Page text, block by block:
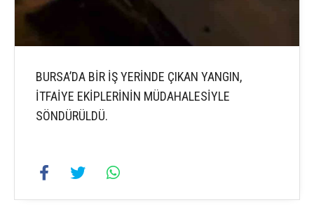
BURSA’DA BİR İŞ YERİNDE ÇIKAN YANGIN,
İTFAİYE EKİPLERİNİN MÜDAHALESİYLE
SÖNDÜRÜLDÜ.